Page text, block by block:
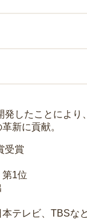
したことによ
新に貢献。
受賞
1位
テレビ、TBSな